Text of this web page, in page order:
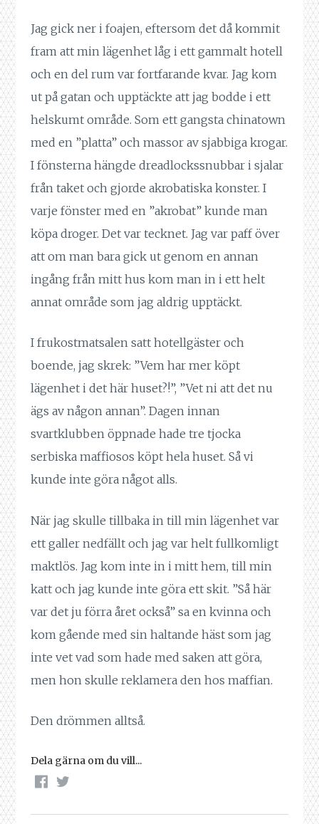
Jag gick ner i foajen, eftersom det då kommit
fram att min lägenhet låg i ett gammalt hotell
och en del rum var fortfarande kvar. Jag kom
ut på gatan och upptäckte att jag bodde i ett
helskumt område. Som ett gangsta chinatown
med en ”platta” och massor av sjabbiga krogar.
I fönsterna hängde dreadlockssnubbar i sjalar
från taket och gjorde akrobatiska konster. I
varje fönster med en ”akrobat” kunde man
köpa droger. Det var tecknet. Jag var paff över
att om man bara gick ut genom en annan
ingång från mitt hus kom man in i ett helt
annat område som jag aldrig upptäckt.
I frukostmatsalen satt hotellgäster och
boende, jag skrek: ”Vem har mer köpt
lägenhet i det här huset?!”, ”Vet ni att det nu
ägs av någon annan”. Dagen innan
svartklubben öppnade hade tre tjocka
serbiska maffiosos köpt hela huset. Så vi
kunde inte göra något alls.
När jag skulle tillbaka in till min lägenhet var
ett galler nedfällt och jag var helt fullkomligt
maktlös. Jag kom inte in i mitt hem, till min
katt och jag kunde inte göra ett skit. ”Så här
var det ju förra året också” sa en kvinna och
kom gående med sin haltande häst som jag
inte vet vad som hade med saken att göra,
men hon skulle reklamera den hos maffian.
Den drömmen alltså.
Dela gärna om du vill...